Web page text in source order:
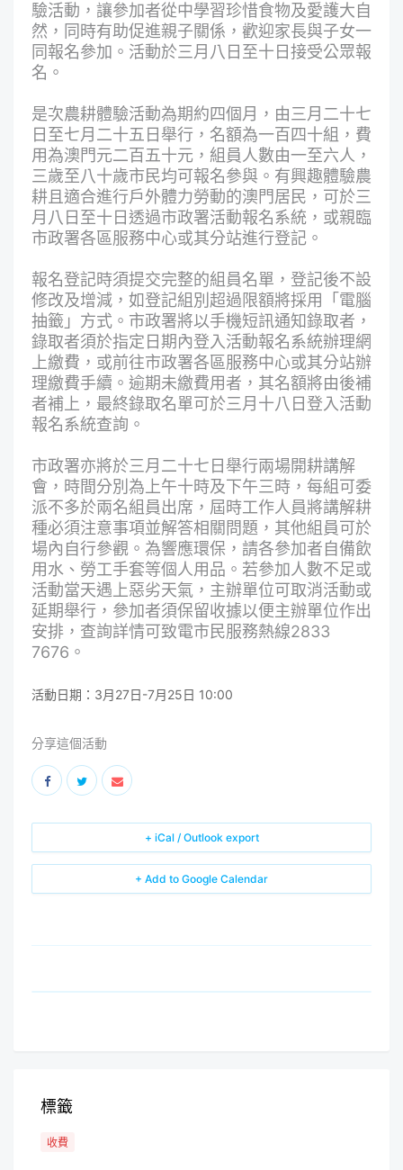
驗活動，讓參加者從中學習珍惜食物及愛護大自
然，同時有助促進親子關係，歡迎家長與子女一
同報名參加。活動於三月八日至十日接受公眾報
名。
是次農耕體驗活動為期約四個月，由三月二十七
日至七月二十五日舉行，名額為一百四十組，費
用為澳門元二百五十元，組員人數由一至六人，
三歲至八十歲市民均可報名參與。有興趣體驗農
耕且適合進行戶外體力勞動的澳門居民，可於三
月八日至十日透過市政署活動報名系統 ，或親臨
市政署各區服務中心或其分站進行登記。
報名登記時須提交完整的組員名單，登記後不設
修改及增減，如登記組別超過限額將採用「電腦
抽籤」方式。市政署將以手機短訊通知錄取者，
錄取者須於指定日期內登入活動報名系統辦理網
上繳費，或前往市政署各區服務中心或其分站辦
理繳費手續。逾期未繳費用者，其名額將由後補
者補上，最終錄取名單可於三月十八日登入活動
報名系統查詢。
市政署亦將於三月二十七日舉行兩場開耕講解
會，時間分別為上午十時及下午三時，每組可委
派不多於兩名組員出席，屆時工作人員將講解耕
種必須注意事項並解答相關問題，其他組員可於
場內自行參觀。為響應環保，請各參加者自備飲
用水、勞工手套等個人用品。若參加人數不足或
活動當天遇上惡劣天氣，主辦單位可取消活動或
延期舉行，參加者須保留收據以便主辦單位作出
安排，查詢詳情可致電市民服務熱線2833
7676。
活動日期：3月27日-7月25日 10:00
分享這個活動
+ Add to Google Calendar
+ iCal / Outlook export
標籤
收費